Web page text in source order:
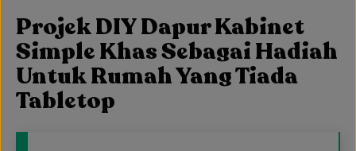
Projek DIY Dapur Kabinet
Simple Khas Sebagai Hadiah
Untuk Rumah Yang Tiada
Tabletop